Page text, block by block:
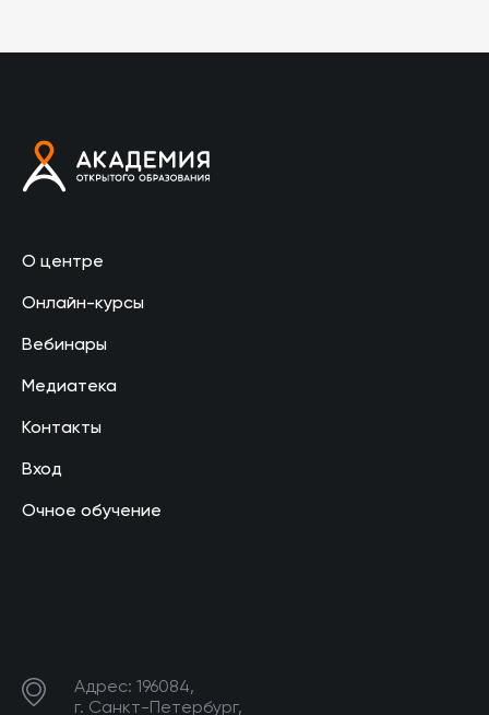
О центре
Онлайн-курсы
Вебинары
Медиатека
Контакты
Вход
Очное обучение
Адрес: 196084,
г. Санкт-Петербург,